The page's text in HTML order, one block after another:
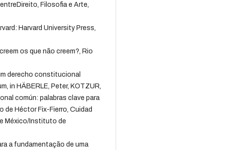
Filosofia e Arte,
Harvard University Press,
os que não creem?, Rio
derecho constitucional
in HÄBERLE, Peter, KOTZUR,
común: palabras clave para
Héctor Fix-Fierro, Cuidad
México/Instituto de
a fundamentação de uma